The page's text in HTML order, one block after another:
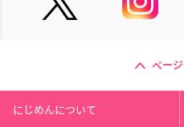
ペー
にじめんについて